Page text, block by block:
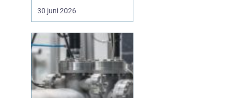
Sverige. De visar hur
mycket energi en
vilka åtgärder som kan
minska förbrukningen.
För bostadsägare och
fastighetsförvaltare i
Örebro handlar det både
30 juni 2026